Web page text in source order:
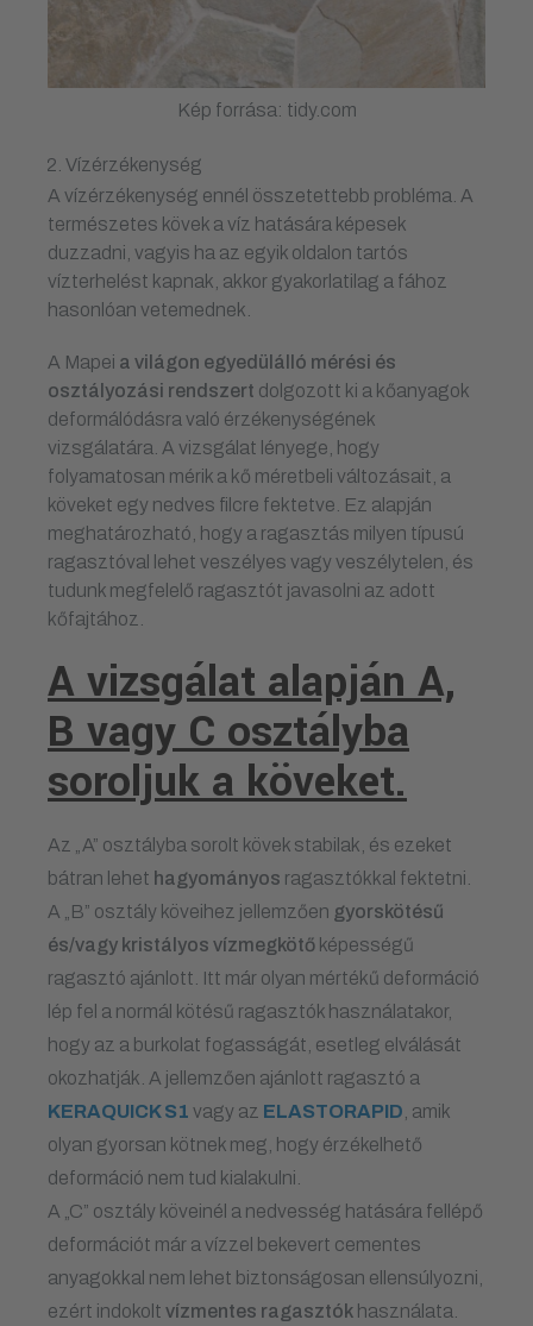
Kép forrása: tidy.com
Vízérzékenység
A vízérzékenység ennél összetettebb probléma. A
természetes kövek a víz hatására képesek
duzzadni, vagyis ha az egyik oldalon tartós
vízterhelést kapnak, akkor gyakorlatilag a fához
hasonlóan vetemednek.
A Mapei a világon egyedülálló mérési és
osztályozási rendszert dolgozott ki a kőanyagok
deformálódásra való érzékenységének
vizsgálatára. A vizsgálat lényege, hogy
folyamatosan mérik a kő méretbeli változásait, a
köveket egy nedves filcre fektetve. Ez alapján
meghatározható, hogy a ragasztás milyen típusú
ragasztóval lehet veszélyes vagy veszélytelen, és
tudunk megfelelő ragasztót javasolni az adott
kőfajtához.
A vizsgálat alapján A,
B vagy C osztályba
soroljuk a köveket.
Az „A” osztályba sorolt kövek stabilak, és ezeket
bátran lehet hagyományos ragasztókkal fektetni.
A „B” osztály köveihez jellemzően gyorskötésű
és/vagy kristályos vízmegkötő képességű
ragasztó ajánlott. Itt már olyan mértékű deformáció
lép fel a normál kötésű ragasztók használatakor,
hogy az a burkolat fogasságát, esetleg elválását
okozhatják. A jellemzően ajánlott ragasztó a
KERAQUICK S1 vagy az ELASTORAPID , amik
olyan gyorsan kötnek meg, hogy érzékelhető
deformáció nem tud kialakulni.
A „C” osztály köveinél a nedvesség hatására fellépő
deformációt már a vízzel bekevert cementes
anyagokkal nem lehet biztonságosan ellensúlyozni,
ezért indokolt vízmentes ragasztók használata.